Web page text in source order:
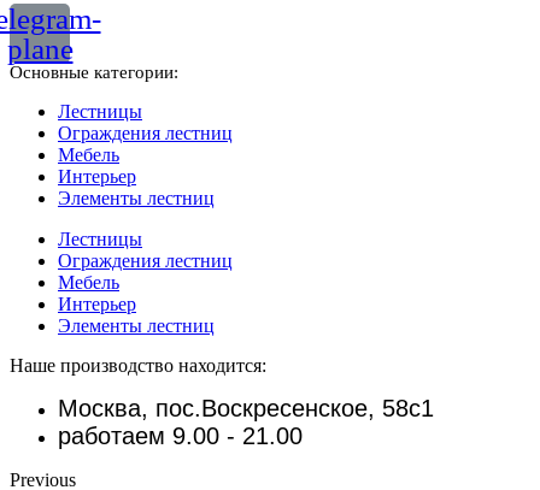
plane
Основные категории:
Лестницы
Ограждения лестниц
Мебель
Интерьер
Элементы лестниц
Лестницы
Ограждения лестниц
Мебель
Интерьер
Элементы лестниц
Наше производство находится:
Москва, пос.Воскресенское, 58с1
работаем 9.00 - 21.00
Previous